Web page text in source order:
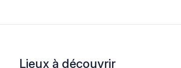
Lieux à découvrir